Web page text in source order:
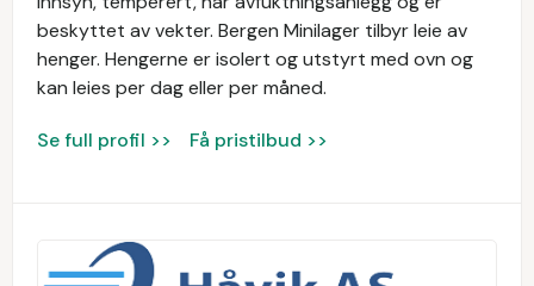
beskyttet av vekter. Bergen Minilager tilbyr leie av
henger. Hengerne er isolert og utstyrt med ovn og
kan leies per dag eller per måned.
Se full profil >> Få pristilbud >>